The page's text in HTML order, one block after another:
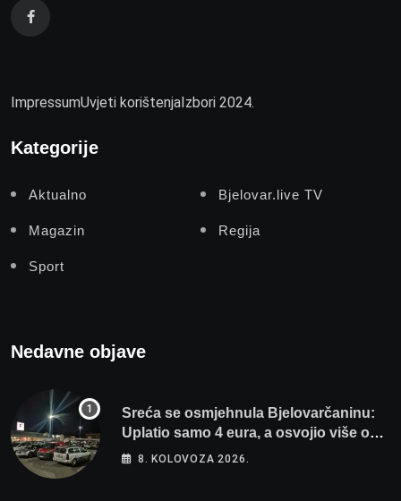
ImpressumUvjeti korištenjaIzbori 2024.
Kategorije
Aktualno Bjelovar.live TV
Magazin Regija
Sport
Nedavne objave
Sreća se osmjehnula Bjelovarčaninu:
Uplatio samo 4 eura, a osvojio više od
80 tisuća eura
8. KOLOVOZA 2026.